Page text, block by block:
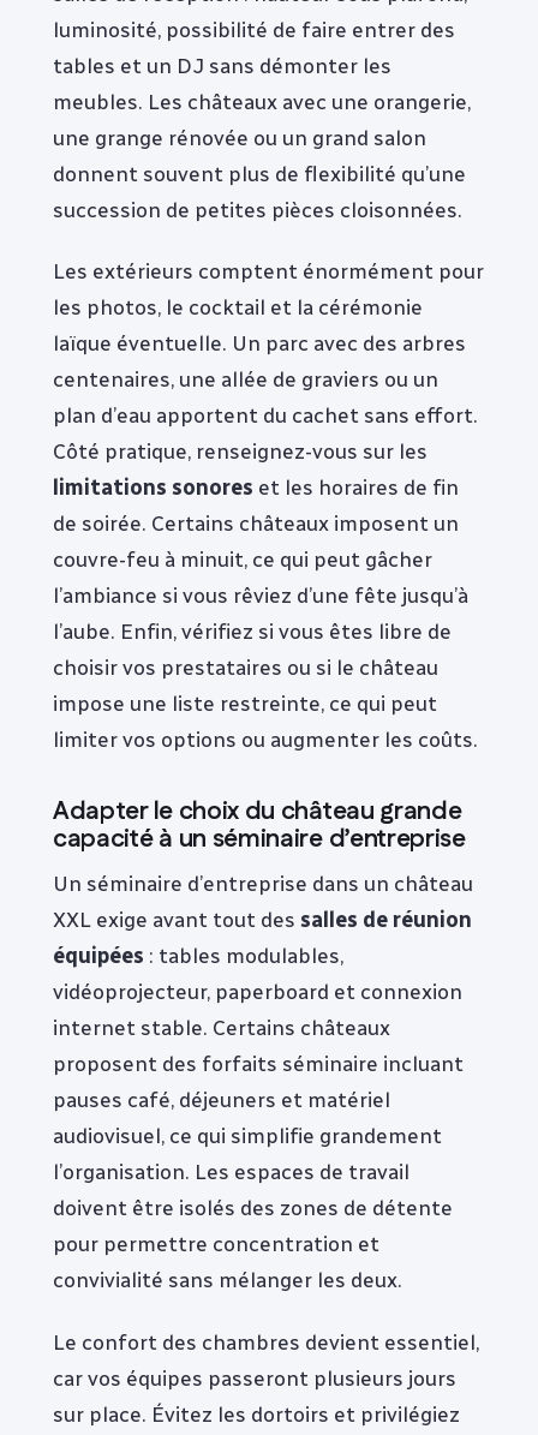
luminosité, possibilité de faire entrer des
tables et un DJ sans démonter les
meubles. Les châteaux avec une orangerie,
une grange rénovée ou un grand salon
donnent souvent plus de flexibilité qu’une
succession de petites pièces cloisonnées.
Les extérieurs comptent énormément pour
les photos, le cocktail et la cérémonie
laïque éventuelle. Un parc avec des arbres
centenaires, une allée de graviers ou un
plan d’eau apportent du cachet sans effort.
Côté pratique, renseignez-vous sur les
limitations sonores et les horaires de fin
de soirée. Certains châteaux imposent un
couvre-feu à minuit, ce qui peut gâcher
l’ambiance si vous rêviez d’une fête jusqu’à
l’aube. Enfin, vérifiez si vous êtes libre de
choisir vos prestataires ou si le château
impose une liste restreinte, ce qui peut
limiter vos options ou augmenter les coûts.
Adapter le choix du château grande
capacité à un séminaire d’entreprise
Un séminaire d’entreprise dans un château
XXL exige avant tout des salles de réunion
équipées : tables modulables,
vidéoprojecteur, paperboard et connexion
internet stable. Certains châteaux
proposent des forfaits séminaire incluant
pauses café, déjeuners et matériel
audiovisuel, ce qui simplifie grandement
l’organisation. Les espaces de travail
doivent être isolés des zones de détente
pour permettre concentration et
convivialité sans mélanger les deux.
Le confort des chambres devient essentiel,
car vos équipes passeront plusieurs jours
sur place. Évitez les dortoirs et privilégiez